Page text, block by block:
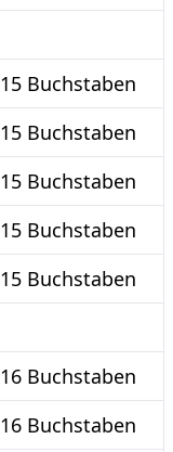
15 Buchstaben
15 Buchstaben
15 Buchstaben
15 Buchstaben
15 Buchstaben
16 Buchstaben
16 Buchstaben